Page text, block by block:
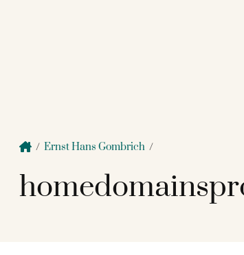
/ Ernst Hans Gombrich /